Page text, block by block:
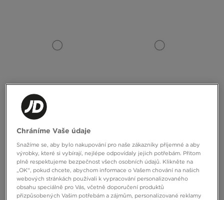
JORDAN AIR 1 MID
3490 Kč 5290 Kč
Chráníme Vaše údaje
Snažíme se, aby bylo nakupování pro naše zákazníky příjemné a aby
výrobky, které si vybírají, nejlépe odpovídaly jejich potřebám. Přitom
plně respektujeme bezpečnost všech osobních údajů. Klikněte na
„OK“, pokud chcete, abychom informace o Vašem chování na našich
webových stránkách používali k vypracování personalizovaného
obsahu speciálně pro Vás, včetně doporučení produktů
přizpůsobených Vašim potřebám a zájmům, personalizované reklamy